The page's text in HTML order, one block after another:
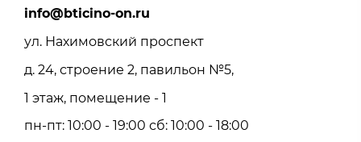
info@bticino-on.ru
ул. Нахимовский проспект
д. 24, строение 2, павильон №5,
1 этаж, помещение - 1
пн-пт: 10:00 - 19:00 сб: 10:00 - 18:00